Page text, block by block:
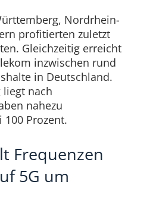
Nordrhein-
profitierten zuletzt
Gleichzeitig erreicht
inzwischen rund
in Deutschland.
liegt nach
nahezu
Prozent.
Frequenzen
5G um